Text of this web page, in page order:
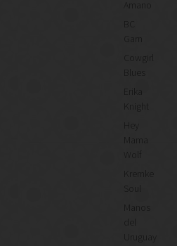
Cowgirl
Knight
Mama
Wolf
Kremke
Manos
Uruguay